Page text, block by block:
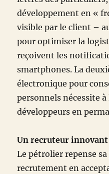
développement en «
visible par le client –
pour optimiser la
reçoivent les
smartphones. La
électronique pour
personnels nécessite
développeurs en
Un recruteur
Le pétrolier repense
recrutement en